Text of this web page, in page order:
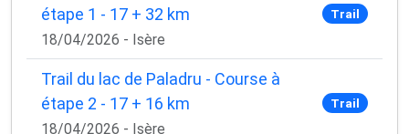
étape 1 - 17 + 32 km
18/04/2026 - Isère
Trail
Trail du lac de Paladru - Course à
étape 2 - 17 + 16 km
18/04/2026 - Isère
Trail